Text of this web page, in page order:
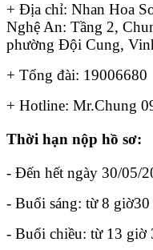
+ Địa chỉ: Nhan Hoa
Nghệ An: Tầng 2,
phường Đội Cung,
+ Tổng đài: 19006680
+ Hotline: Mr.Chung
Thời hạn nộp hồ sơ:
- Đến hết ngày 30/05/
- Buổi sáng: từ 8 giờ30
- Buổi chiều: từ 13